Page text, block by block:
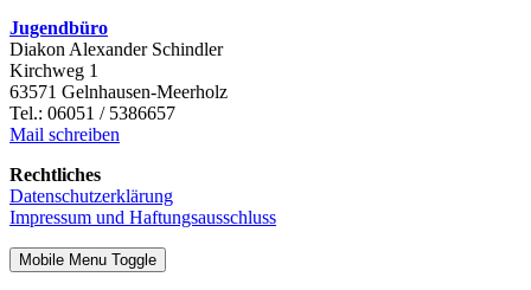
Jugendbüro
Diakon Alexander Schindler
Kirchweg 1
63571 Gelnhausen-Meerholz
Tel.: 06051 / 5386657
Mail schreiben
Rechtliches
Datenschutzerklärung
Impressum und Haftungsausschluss
Mobile Menu Toggle